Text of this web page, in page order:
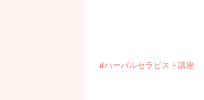
#ハーバルセラピスト講座